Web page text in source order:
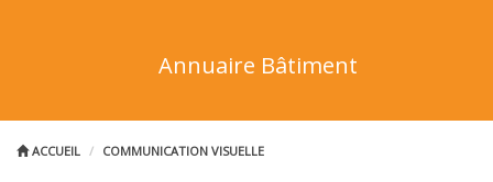
Annuaire Bâtiment
ACCUEIL COMMUNICATION VISUELLE